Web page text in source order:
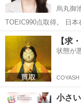
烏丸御
TOEIC990点取得。 日
あります。 「英語が苦手」 「TOEICの点数を上げたい」 「海外旅行
で話せるようになりたい」 そんな方に合わせて丁寧にサポー
京都 京都市 烏
【求
状態が
COYASH
小さ